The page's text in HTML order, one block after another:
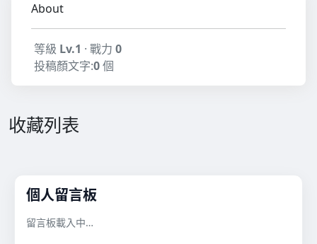
About
等級 Lv.1 · 戰力 0
投稿顏文字:0個
收藏列表
個人留言板
留言板載入中…